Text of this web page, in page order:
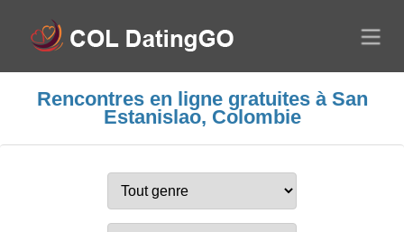
Rencontres en ligne gratuites à San
Estanislao, Colombie